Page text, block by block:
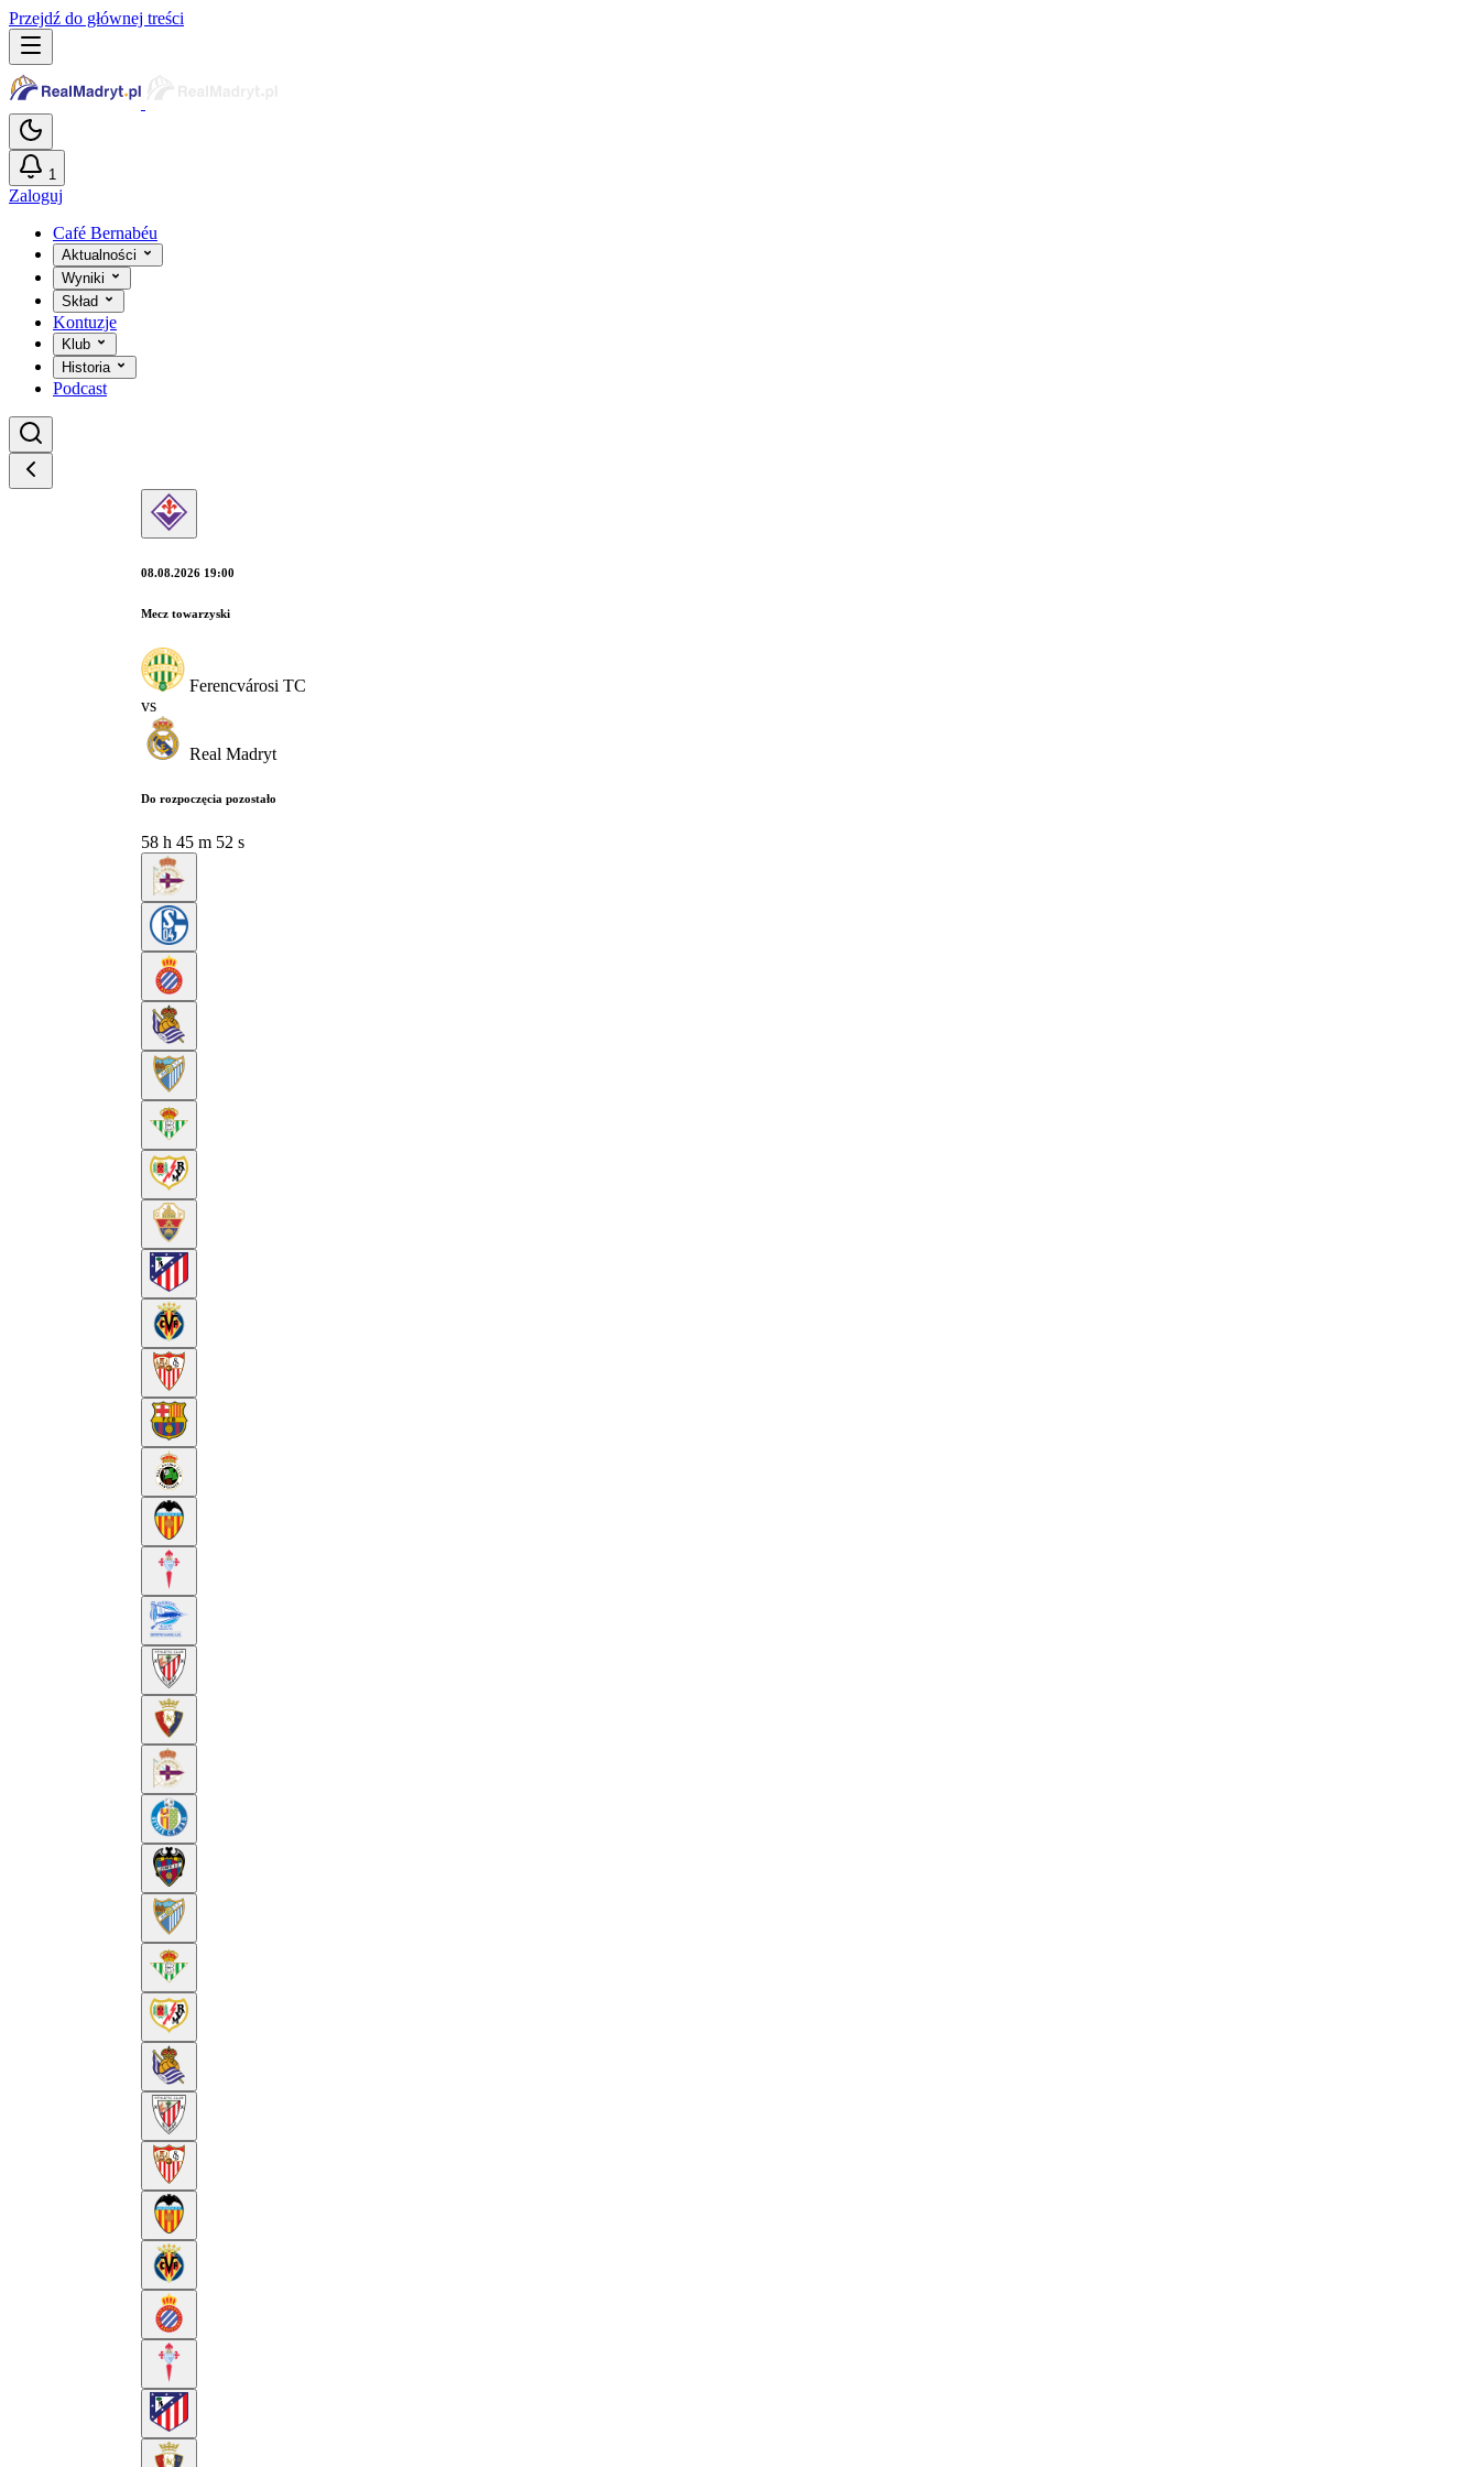
Przejdź do głównej treści
1
Zaloguj
Café Bernabéu
Aktualności
Wyniki
Skład
Kontuzje
Klub
Historia
Podcast
08.08.2026 19:00
Mecz towarzyski
Ferencvárosi TC
vs
Real Madryt
Do rozpoczęcia pozostało
58 h 45 m 51 s